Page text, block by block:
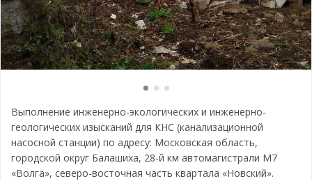
Выполнение инженерно-экологических и инженерно-
геологических изысканий для КНС (канализационной
насосной станции) по адресу: Московская область,
городской округ Балашиха, 28-й км автомагистрали М7
«Волга», северо-восточная часть квартала «Новский».